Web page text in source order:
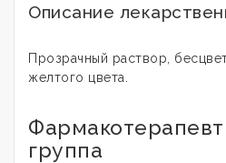
Описание
Прозрачный раствор,
желтого цвета.
группа